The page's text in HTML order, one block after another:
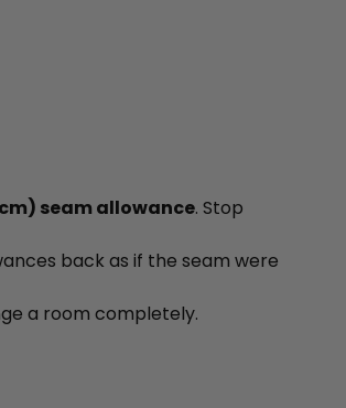
seam allowance. Stop
back as if the seam were
a room completely.